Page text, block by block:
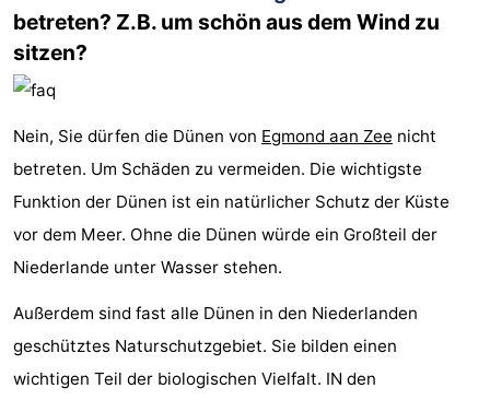
betreten? Z.B. um schön aus dem Wind zu
sitzen?
Nein, Sie dürfen die Dünen von Egmond aan Zee nicht
betreten. Um Schäden zu vermeiden. Die wichtigste
Funktion der Dünen ist ein natürlicher Schutz der Küste
vor dem Meer. Ohne die Dünen würde ein Großteil der
Niederlande unter Wasser stehen.
Außerdem sind fast alle Dünen in den Niederlanden
geschütztes Naturschutzgebiet. Sie bilden einen
wichtigen Teil der biologischen Vielfalt. IN den